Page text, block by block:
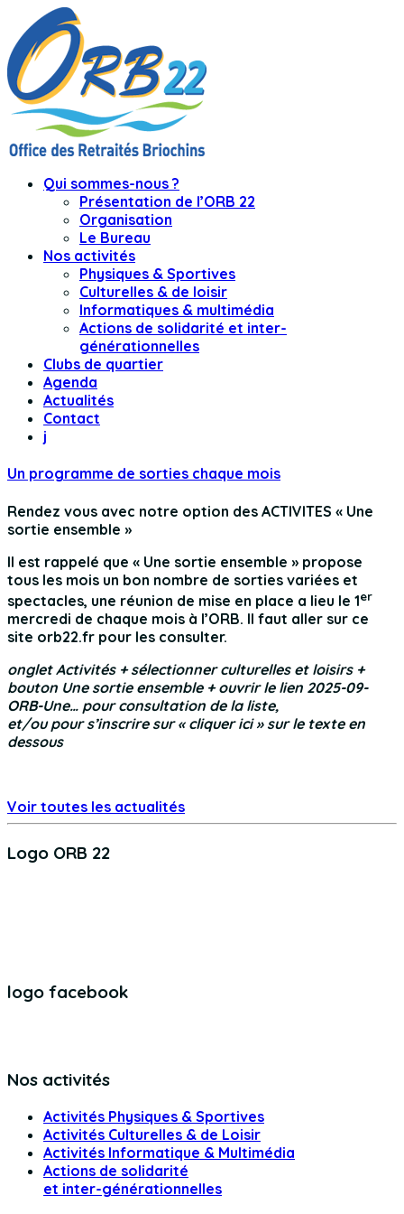
Qui sommes-nous ?
Présentation de l’ORB 22
Organisation
Le Bureau
Nos activités
Physiques & Sportives
Culturelles & de loisir
Informatiques & multimédia
Actions de solidarité et inter-
générationnelles
Clubs de quartier
Agenda
Actualités
Contact
j
Un programme de sorties chaque mois
Rendez vous avec notre option des ACTIVITES « Une
sortie ensemble »
Il est rappelé que « Une sortie ensemble » propose
tous les mois un bon nombre de sorties variées et
spectacles, une réunion de mise en place a lieu le 1er
mercredi de chaque mois à l’ORB. Il faut aller sur ce
site orb22.fr pour les consulter.
onglet Activités + sélectionner culturelles et loisirs +
bouton Une sortie ensemble + ouvrir le lien 2025-09-
ORB-Une… pour consultation de la liste,
et/ou pour s’inscrire sur « cliquer ici » sur le texte en
dessous
Voir toutes les actualités
Logo ORB 22
logo facebook
Nos activités
Activités Physiques & Sportives
Activités Culturelles & de Loisir
Activités Informatique & Multimédia
Actions de solidarité
et inter-générationnelles